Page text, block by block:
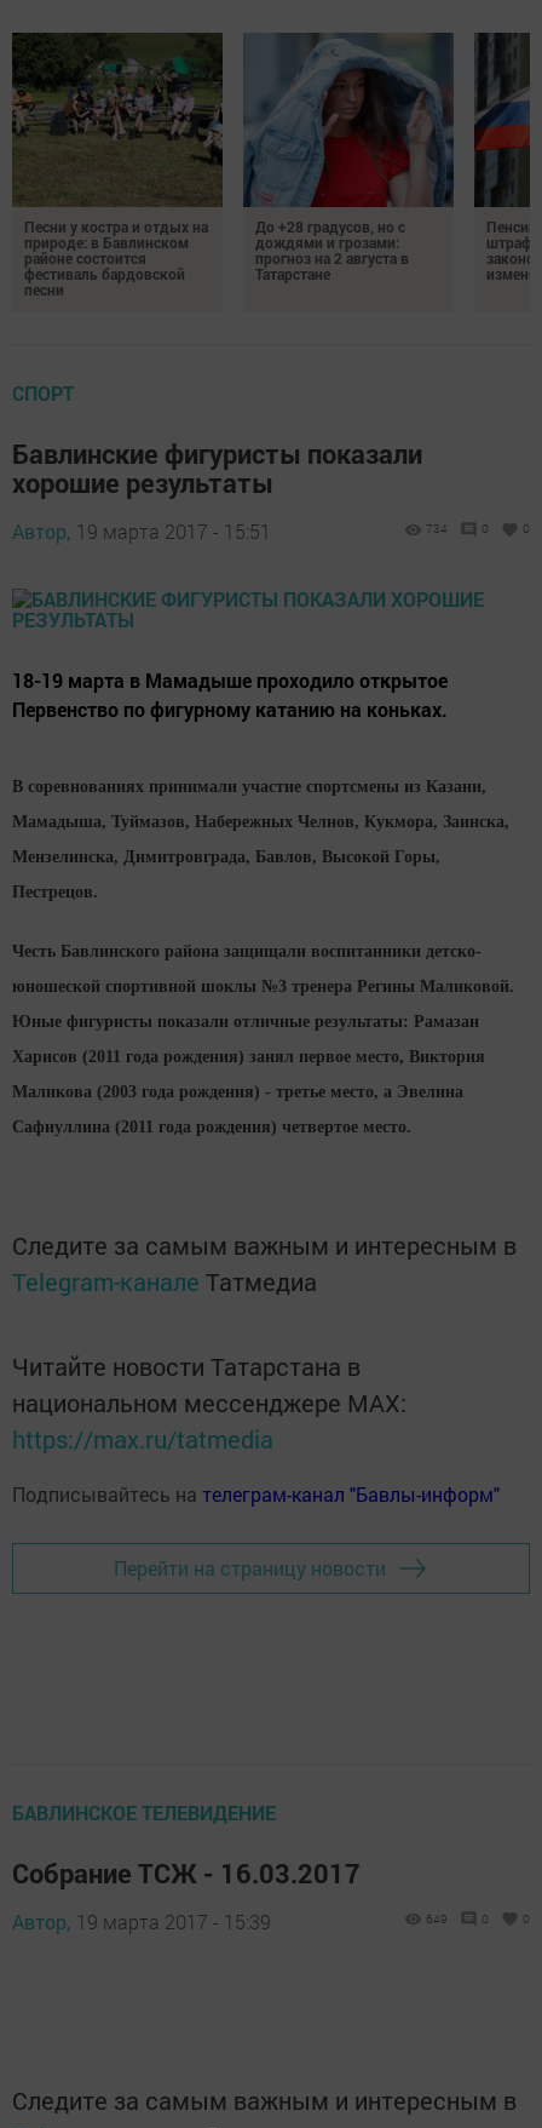
Песни у костра и отдых на
природе: в Бавлинском
районе состоится
фестиваль бардовской
песни
До +28 градусов, но с
дождями и грозами:
прогноз на 2 августа в
Татарстане
СПОРТ
Бавлинские фигуристы показали
хорошие результаты
Автор, 19 марта 2017 - 15:51 734 0 0
18-19 марта в Мамадыше проходило открытое
Первенство по фигурному катанию на коньках.
В соревнованиях принимали участие спортсмены из Казани,
Мамадыша, Туймазов, Набережных Челнов, Кукмора, Заинска,
Мензелинска, Димитровграда, Бавлов, Высокой Горы,
Пестрецов.
Честь Бавлинского района защищали воспитанники детско-
юношеской спортивной шоклы №3 тренера Регины Маликовой.
Юные фигуристы показали отличные результаты: Рамазан
Харисов (2011 года рождения) занял первое место, Виктория
Маликова (2003 года рождения) - третье место, а Эвелина
Сафиуллина (2011 года рождения) четвертое место.
Следите за самым важным и интересным в
Telegram-канале Татмедиа
Читайте новости Татарстана в
национальном мессенджере MАХ:
https://max.ru/tatmedia
Подписывайтесь на телеграм-канал "Бавлы-информ"
Перейти на страницу новости
БАВЛИНСКОЕ ТЕЛЕВИДЕНИЕ
Собрание ТСЖ - 16.03.2017
Автор, 19 марта 2017 - 15:39 649 0 0
Следите за самым важным и интересным в